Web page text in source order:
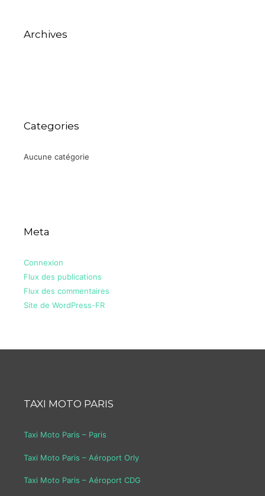
Archives
Categories
Aucune catégorie
Meta
Connexion
Flux des publications
Flux des commentaires
Site de WordPress-FR
TAXI MOTO PARIS
Taxi Moto Paris – Paris
Taxi Moto Paris – Aéroport Orly
Taxi Moto Paris – Aéroport CDG